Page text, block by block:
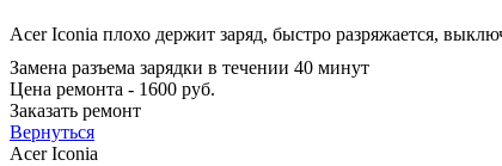
Acer Iconia плохо держит заряд, быстро разряжается,
Замена разъема зарядки в течении 40 минут
Цена ремонта - 1600 руб.
Заказать ремонт
Вернуться
Acer Iconia